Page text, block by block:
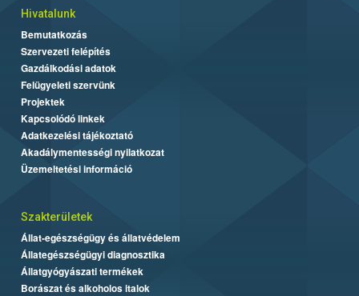
Hivatalunk
Bemutatkozás
Szervezeti felépítés
Gazdálkodási adatok
Felügyeleti szervünk
Projektek
Kapcsolódó linkek
Adatkezelési tájékoztató
Akadálymentességi nyilatkozat
Üzemeltetési információ
Szakterületek
Állat-egészségügy és állatvédelem
Állategészségügyi diagnosztika
Állatgyógyászati termékek
Borászat és alkoholos italok